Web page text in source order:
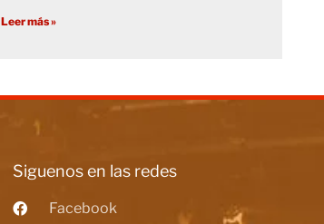
Leer más »
Siguenos en las redes
Facebook